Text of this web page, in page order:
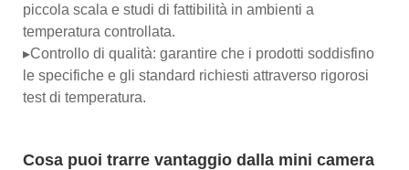
piccola scala e studi di fattibilità in ambienti a
temperatura controllata.
▸Controllo di qualità: garantire che i prodotti soddisfino
le specifiche e gli standard richiesti attraverso rigorosi
test di temperatura.
Cosa puoi trarre vantaggio dalla mini camera